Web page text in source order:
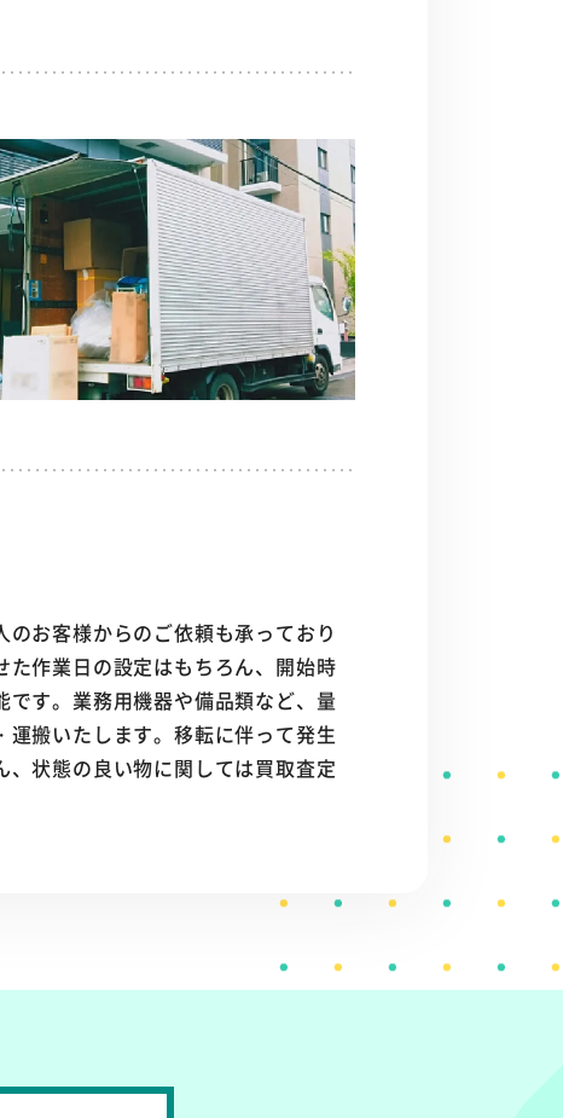
お客様からのご依頼も承っており
作業日の設定はもちろん、開始時
す。業務用機器や備品類など、量
搬いたします。移転に伴って発生
状態の良い物に関しては買取査定